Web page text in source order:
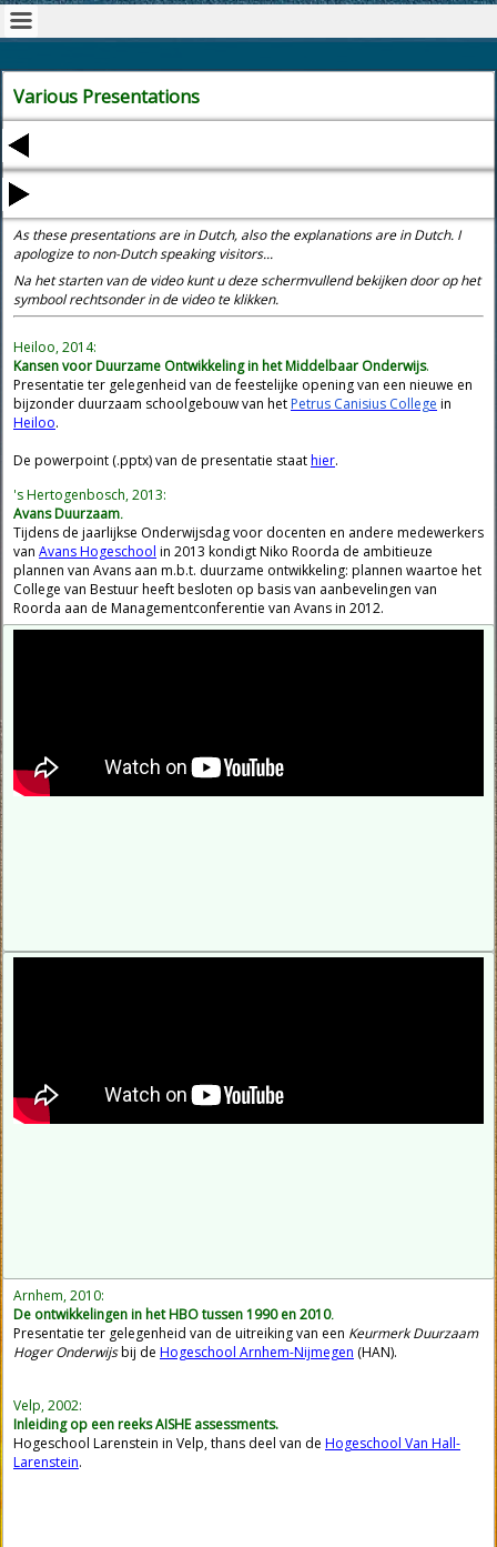
Various Presentations
As these presentations are in Dutch, also the explanations are in Dutch. I
apologize to non-Dutch speaking visitors...
Na het starten van de video kunt u deze schermvullend bekijken door op het
symbool rechtsonder in de video te klikken.
Heiloo, 2014:
Kansen voor Duurzame Ontwikkeling in het Middelbaar Onderwijs.
Presentatie ter gelegenheid van de feestelijke opening van een nieuwe en
bijzonder duurzaam schoolgebouw van het Petrus Canisius College in
Heiloo.
De powerpoint (.pptx) van de presentatie staathier.
's Hertogenbosch, 2013:
Avans Duurzaam.
Tijdens de jaarlijkse Onderwijsdag voor docenten en andere medewerkers
van Avans Hogeschool in 2013 kondigt Niko Roorda de ambitieuze
plannen van Avans aan m.b.t. duurzame ontwikkeling: plannen waartoe het
College van Bestuur heeft besloten op basis van aanbevelingen van
Roorda aan de Managementconferentie van Avans in 2012.
Arnhem, 2010:
De ontwikkelingen in het HBO tussen 1990 en 2010.
Presentatie ter gelegenheid van de uitreiking van een Keurmerk Duurzaam
Hoger Onderwijsbij de Hogeschool Arnhem-Nijmegen (HAN).
Velp, 2002:
Inleiding op een reeks AISHE assessments.
Hogeschool Larenstein in Velp, thans deel van de Hogeschool Van Hall-
Larenstein.